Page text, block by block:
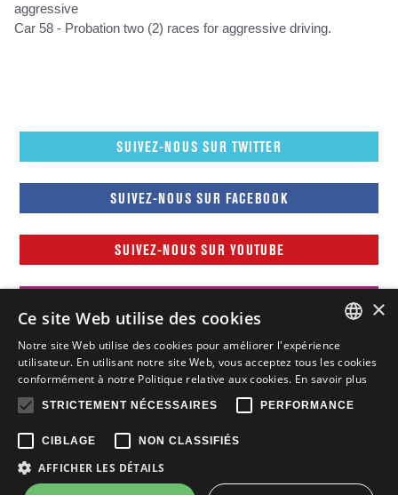
aggressive
Car 58 - Probation two (2) races for aggressive driving.
SUIVEZ-NOUS SUR TWITTER
SUIVEZ-NOUS SUR FACEBOOK
SUIVEZ-NOUS SUR YOUTUBE
Tous droits réservés © Nissan Canada Inc., 2015-2026
privée
Mentions légales
FRENCH
FRENCH
×
Ce site Web utilise des cookies
Notre site Web utilise des cookies pour améliorer l'expérience
utilisateur. En utilisant notre site Web, vous acceptez tous les cookies
conformément à notre Politique relative aux cookies. En savoir plus
STRICTEMENT NÉCESSAIRES PERFORMANCE
CIBLAGE NON CLASSIFIÉS
AFFICHER LES DÉTAILS